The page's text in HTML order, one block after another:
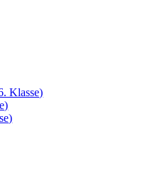
Klasse)